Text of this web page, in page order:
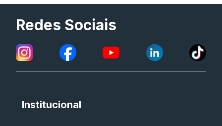
Redes Sociais
Institucional